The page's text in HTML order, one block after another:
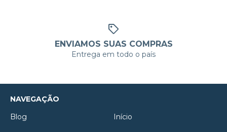
ENVIAMOS SUAS COMPRAS
Entrega em todo o país
NAVEGAÇÃO
Blog
Início